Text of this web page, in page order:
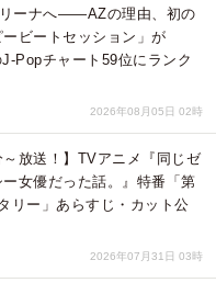
ーナへ――AZの理由、初の
ビートセッション」が
Popチャート59位にランク
2026年08月05日 02時
～放送！】TVアニメ『同じゼ
女優だった話。』特番「第
リー」あらすじ・カット公
2026年07月31日 03時